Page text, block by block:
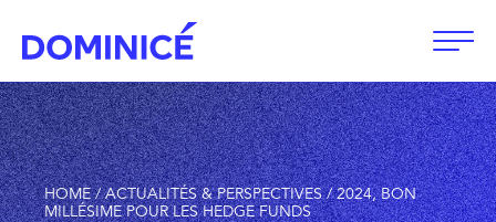
HOME/ACTUALITÉS & PERSPECTIVES/2024, BON
MILLÉSIME POUR LES HEDGE FUNDS